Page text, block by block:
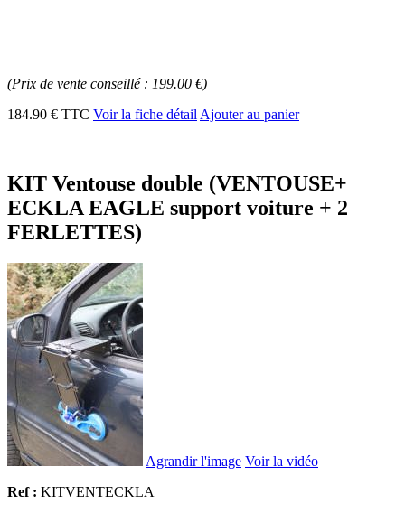
(Prix de vente conseillé : 199.00 €)
184.90 € TTC Voir la fiche détail Ajouter au panier
KIT Ventouse double (VENTOUSE+
ECKLA EAGLE support voiture + 2
FERLETTES)
Agrandir l'image Voir la vidéo
Ref : KITVENTECKLA